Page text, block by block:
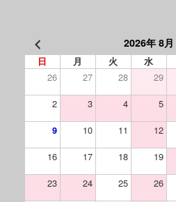
2026年 8月
日 月 火 水
26 27 28 29
2
3 4 5
9 10 11 12
16
17 18 19
23
24 25 26